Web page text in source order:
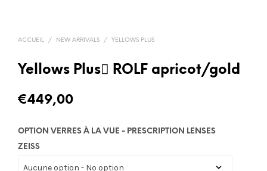
ACCUEIL / NEW ARRIVALS / YELLOWS PLUS
Yellows Plus ٌROLF apricot/gold
€449,00
OPTION VERRES À LA VUE - PRESCRIPTION LENSES
ZEISS